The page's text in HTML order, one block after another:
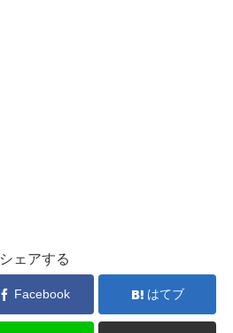
シェアする
Facebook はてブ